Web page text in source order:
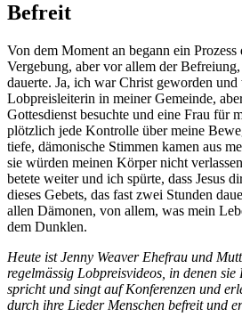
Befreit
Von dem Moment an begann ein
Vergebung, aber vor allem der
dauerte. Ja, ich war Christ geworden und
Lobpreisleiterin in meiner Gemeinde,
Gottesdienst besuchte und eine Frau für
plötzlich jede Kontrolle über meine
tiefe, dämonische Stimmen kamen aus
sie würden meinen Körper nicht
betete weiter und ich spürte, dass Jesus
dieses Gebets, das fast zwei Stunden
allen Dämonen, von allem, was mein
dem Dunklen.
Heute ist Jenny Weaver Ehefrau und
regelmässig Lobpreisvideos, in denen
spricht und singt auf Konferenzen und
durch ihre Lieder Menschen befreit und